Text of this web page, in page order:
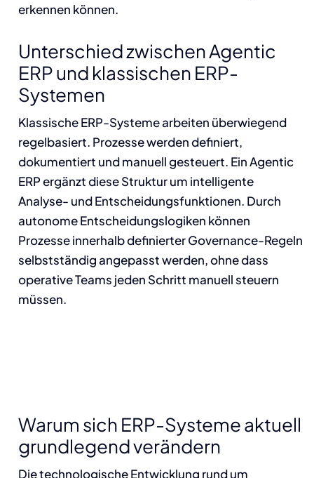
erkennen können.
Unterschied zwischen Agentic
ERP und klassischen ERP-
Systemen
Klassische ERP-Systeme arbeiten überwiegend
regelbasiert. Prozesse werden definiert,
dokumentiert und manuell gesteuert. Ein Agentic
ERP ergänzt diese Struktur um intelligente
Analyse- und Entscheidungsfunktionen. Durch
autonome Entscheidungslogiken können
Prozesse innerhalb definierter Governance-Regeln
selbstständig angepasst werden, ohne dass
operative Teams jeden Schritt manuell steuern
müssen.
Warum sich ERP-Systeme aktuell
grundlegend verändern
Die technologische Entwicklung rund um